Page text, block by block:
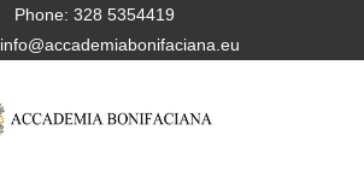
Phone: 328 5354419
info@accademiabonifaciana.eu